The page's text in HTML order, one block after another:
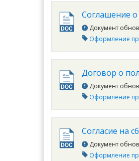
Соглашение
Документ
Оформление
Договор о
Документ
Оформление
Согласие на
Документ
Оформление